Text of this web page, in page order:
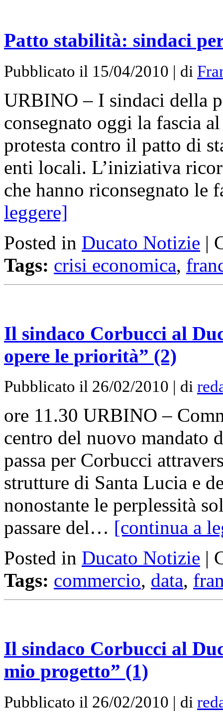
Patto stabilità: sindaci
Pubblicato il 15/04/2010 | di
URBINO – I sindaci della
consegnato oggi la fascia
protesta contro il patto di
enti locali. L’iniziativa
che hanno riconsegnato
leggere]
Posted in Ducato Notizie |
Tags: crisi economica,
Il sindaco Corbucci al
opere le priorità” (2)
Pubblicato il 26/02/2010 | di
ore 11.30 URBINO –
centro del nuovo mandato
passa per Corbucci
strutture di Santa Lucia e
nonostante le perplessità
passare del… [continua a
Posted in Ducato Notizie |
Tags: commercio, data,
Il sindaco Corbucci al
mio progetto” (1)
Pubblicato il 26/02/2010 | di